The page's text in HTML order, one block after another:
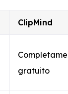
ClipMind
gratuito